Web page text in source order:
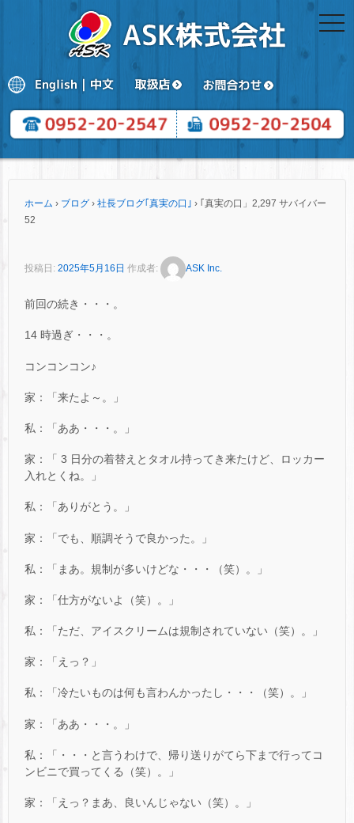
ホーム › ブログ › 社長ブログ｢真実の口｣ › ｢真実の口」2,297 サバイバー
52
投稿日: 2025年5月16日 作成者: ASK Inc.
前回の続き・・・。
14 時過ぎ・・・。
コンコンコン♪
家：「来たよ～。」
私：「ああ・・・。」
家：「 3 日分の着替えとタオル持ってき来たけど、ロッカー
入れとくね。」
私：「ありがとう。」
家：「でも、順調そうで良かった。」
私：「まあ。規制が多いけどな・・・（笑）。」
家：「仕方がないよ（笑）。」
私：「ただ、アイスクリームは規制されていない（笑）。」
家：「えっ？」
私：「冷たいものは何も言わんかったし・・・（笑）。」
家：「ああ・・・。」
私：「・・・と言うわけで、帰り送りがてら下まで行ってコ
ンビニで買ってくる（笑）。」
家：「えっ？まあ、良いんじゃない（笑）。」